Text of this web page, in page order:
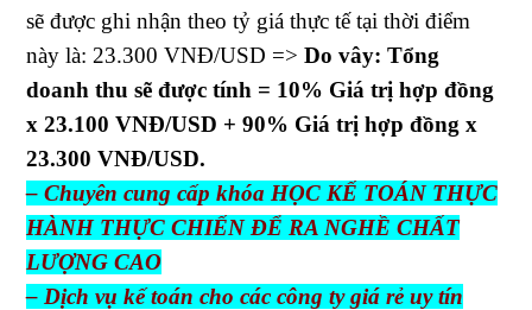
sẽ được ghi nhận theo tỷ giá thực tế tại thời điểm
này là: 23.300 VNĐ/USD =>Do vây: Tổng
doanh thu sẽ được tính = 10% Giá trị hợp đồng
x 23.100 VNĐ/USD + 90% Giá trị hợp đồng x
23.300 VNĐ/USD.
– Chuyên cung cấp khóa HỌC KẾ TOÁN THỰC
HÀNH THỰC CHIẾN ĐỂ RA NGHỀ CHẤT
LƯỢNG CAO
– Dịch vụ kế toán cho các công ty giá rẻ uy tín